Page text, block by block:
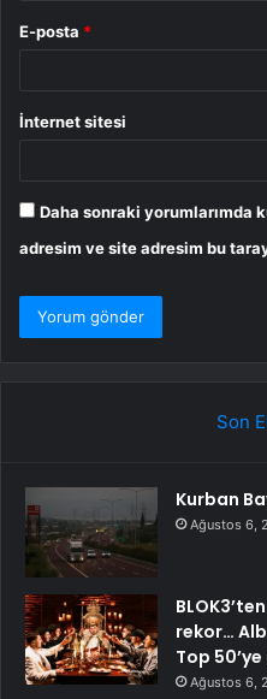
E-posta *
İnternet sitesi
Daha sonraki yorumlarımda
adresim ve site adresim bu
Son
Kurban
Ağustos 6,
rekor…
Top
Ağustos 6,